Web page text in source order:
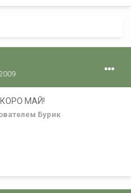
МАЙ!
Бурик